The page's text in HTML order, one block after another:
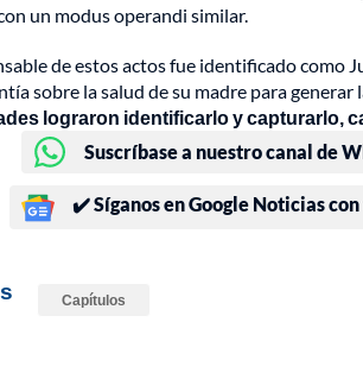
un modus operandi similar.
de estos actos fue identificado como
sobre la salud de su madre para
lograron identificarlo y capturarlo,
Suscríbase a nuestro canal de
✔️ Síganos en Google Noticias
Capítulos